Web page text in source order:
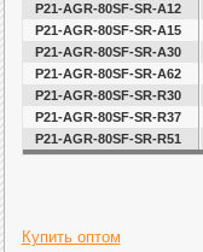
P21-AGR-80SF-SR-A12
P21-AGR-80SF-SR-A15
P21-AGR-80SF-SR-A30
P21-AGR-80SF-SR-A62
P21-AGR-80SF-SR-R30
P21-AGR-80SF-SR-R37
P21-AGR-80SF-SR-R51
Купить оптом